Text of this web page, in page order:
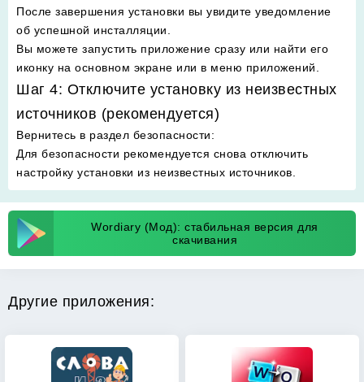
После завершения установки вы увидите уведомление
об успешной инсталляции.
Вы можете запустить приложение сразу или найти его
иконку на основном экране или в меню приложений.
Шаг 4: Отключите установку из неизвестных
источников (рекомендуется)
Вернитесь в раздел безопасности:
Для безопасности рекомендуется снова отключить
настройку установки из неизвестных источников.
Wordiary (Мод): стабильная версия для
скачивания
Другие приложения: